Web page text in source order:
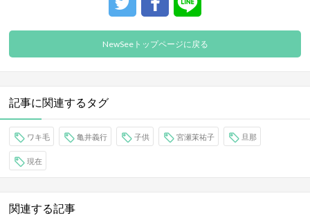
NewSeeトップページに戻る
記事に関連するタグ
ワキ毛 亀井義行 子供 宮瀬茉祐子 旦那
現在
関連する記事